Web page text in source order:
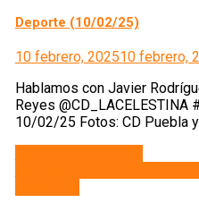
Deporte (10/02/25)
10 febrero, 202510 febrero,
Hablamos con Javier
Reyes @CD_LACELESTINA
10/02/25 Fotos: CD Puebla
Navegación
de